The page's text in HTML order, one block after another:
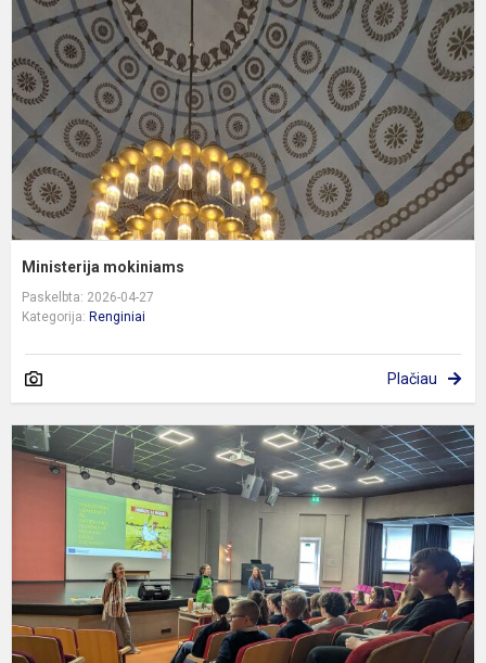
Ministerija mokiniams
Paskelbta: 2026-04-27
Kategorija: Renginiai
Plačiau